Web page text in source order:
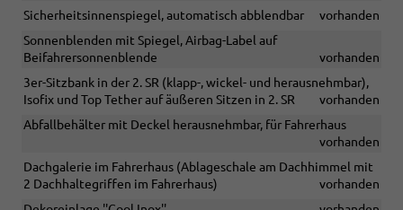
Sicherheitsinnenspiegel, automatisch abblendbar
vorhanden
Sonnenblenden mit Spiegel, Airbag-Label auf
Beifahrersonnenblende
vorhanden
3er-Sitzbank in der 2. SR (klapp-, wickel- und herausnehmbar),
Isofix und Top Tether auf äußeren Sitzen in 2. SR
vorhanden
Abfallbehälter mit Deckel herausnehmbar, für Fahrerhaus
vorhanden
Dachgalerie im Fahrerhaus (Ablageschale am Dachhimmel mit
2 Dachhaltegriffen im Fahrerhaus)
vorhanden